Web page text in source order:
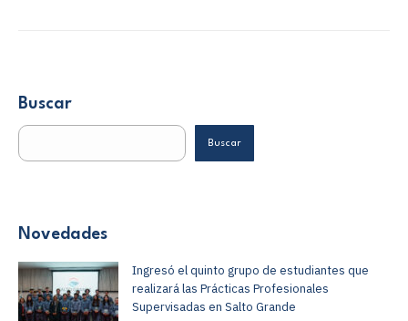
Buscar
Buscar
Novedades
Ingresó el quinto grupo de estudiantes que
realizará las Prácticas Profesionales
Supervisadas en Salto Grande